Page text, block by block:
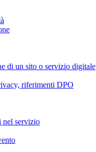
di un sito o servizio digitale
riferimenti DPO
nel servizio